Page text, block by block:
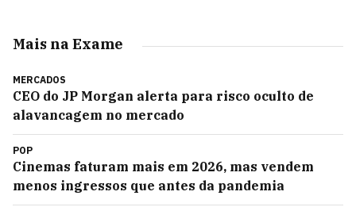
Mais na Exame
MERCADOS
CEO do JP Morgan alerta para risco oculto de
alavancagem no mercado
POP
Cinemas faturam mais em 2026, mas vendem
menos ingressos que antes da pandemia